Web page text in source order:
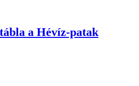
a Hévíz-patak